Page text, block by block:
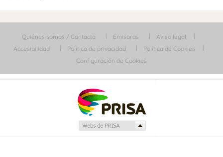
Quiénes somos / Contacta Emisoras
Aviso legal
Accesibilidad
Política de privacidad
Política de Cookies
Configuración de Cookies